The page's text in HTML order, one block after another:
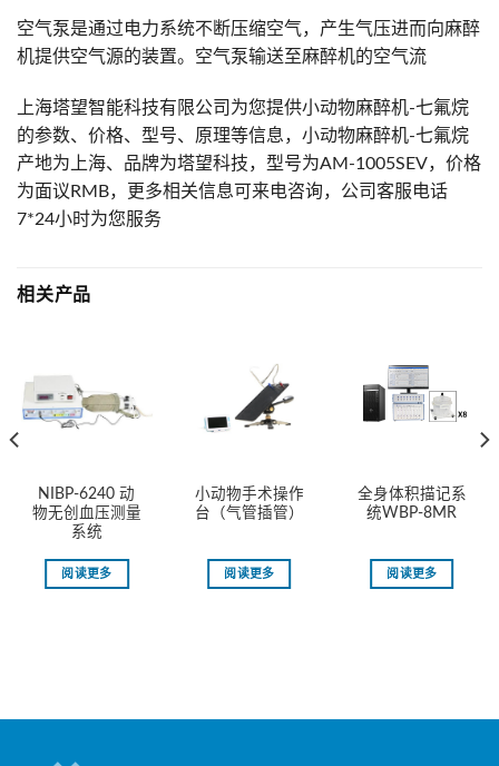
空气泵是通过电力系统不断压缩空气，产生气压进而向麻醉
机提供空气源的装置。空气泵输送至麻醉机的空气流
上海塔望智能科技有限公司为您提供小动物麻醉机-七氟烷
的参数、价格、型号、原理等信息，小动物麻醉机-七氟烷
产地为上海、品牌为塔望科技，型号为AM-1005SEV，价格
为面议RMB，更多相关信息可来电咨询，公司客服电话
7*24小时为您服务
相关产品
NIBP-6240 动
物无创血压测量
系统
阅读更多
小动物手术操作
台（气管插管）
阅读更多
全身体积描记系
统WBP-8MR
阅读更多